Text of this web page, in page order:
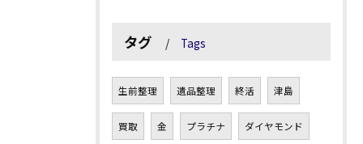
タグ Tags
生前整理 遺品整理 終活 津島
買取 金 プラチナ ダイヤモンド